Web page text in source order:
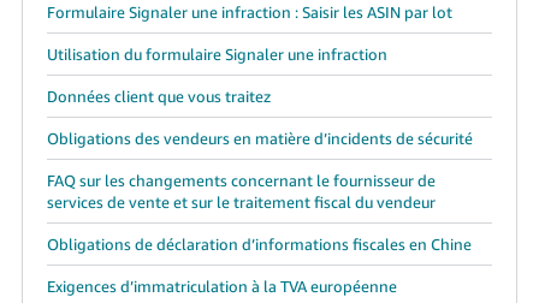
Formulaire Signaler une infraction : Saisir les ASIN par lot
Utilisation du formulaire Signaler une infraction
Données client que vous traitez
Obligations des vendeurs en matière d’incidents de sécurité
FAQ sur les changements concernant le fournisseur de
services de vente et sur le traitement fiscal du vendeur
Obligations de déclaration d’informations fiscales en Chine
Exigences d’immatriculation à la TVA européenne